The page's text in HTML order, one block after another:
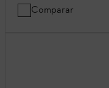
Comparar